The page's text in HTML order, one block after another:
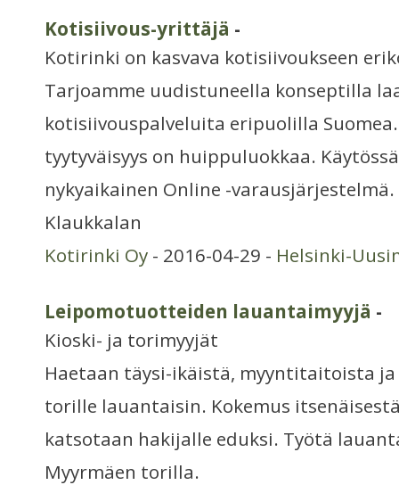
Kotisiivous-yrittäjä -
Kotirinki on kasvava kotisiivoukseen
Tarjoamme uudistuneella konseptilla
kotisiivouspalveluita eripuolilla
tyytyväisyys on huippuluokkaa.
nykyaikainen Online -
Klaukkalan
Kotirinki Oy - 2016-04-29 - Helsinki-
Leipomotuotteiden lauantaimyyjä -
Kioski- ja torimyyjät
Haetaan täysi-ikäistä, myyntitaitoista
torille lauantaisin. Kokemus
katsotaan hakijalle eduksi. Työtä
Myyrmäen torilla.